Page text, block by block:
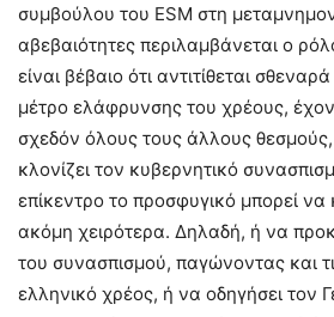
συμβούλου του ESM στη
αβεβαιότητες περιλαμβάνεται ο
είναι βέβαιο ότι αντιτίθεται
μέτρο ελάφρυνσης του χρέους,
σχεδόν όλους τους άλλους
κλονίζει τον κυβερνητικό
επίκεντρο το προσφυγικό μπορεί
ακόμη χειρότερα. Δηλαδή, ή να
του συνασπισμού, παγώνοντας και
ελληνικό χρέος, ή να οδηγήσει τον